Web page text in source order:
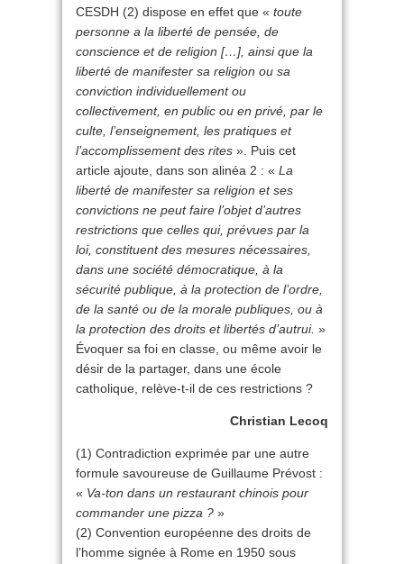
CESDH (2) dispose en effet que « toute
personne a la liberté de pensée, de
conscience et de religion […], ainsi que la
liberté de manifester sa religion ou sa
conviction individuellement ou
collectivement, en public ou en privé, par le
culte, l’enseignement, les pratiques et
l’accomplissement des rites ». Puis cet
article ajoute, dans son alinéa 2 : « La
liberté de manifester sa religion et ses
convictions ne peut faire l’objet d’autres
restrictions que celles qui, prévues par la
loi, constituent des mesures nécessaires,
dans une société démocratique, à la
sécurité publique, à la protection de l’ordre,
de la santé ou de la morale publiques, ou à
la protection des droits et libertés d’autrui. »
Évoquer sa foi en classe, ou même avoir le
désir de la partager, dans une école
catholique, relève-t-il de ces restrictions ?
Christian Lecoq
(1) Contradiction exprimée par une autre
formule savoureuse de Guillaume Prévost :
« Va-ton dans un restaurant chinois pour
commander une pizza ? »
(2) Convention européenne des droits de
l’homme signée à Rome en 1950 sous